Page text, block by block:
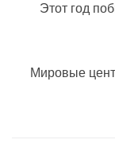
Этот год
Мировые